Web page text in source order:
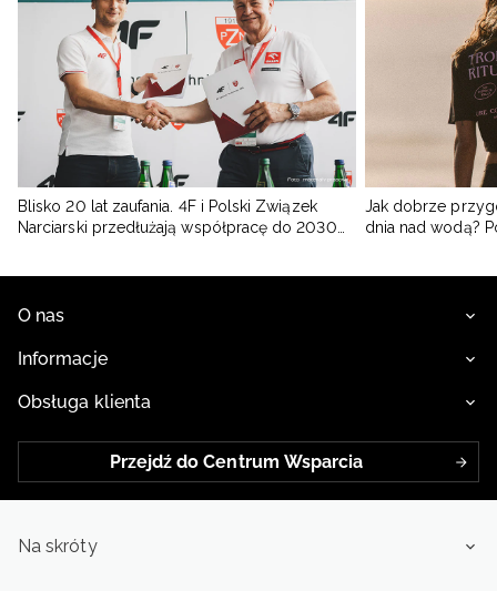
Blisko 20 lat zaufania. 4F i Polski Związek
Narciarski przedłużają współpracę do 2030
Jak dobrze
dnia nad wodą?
O nas
Informacje
Obsługa klienta
Przejdź do Centrum Wsparcia
Na skróty